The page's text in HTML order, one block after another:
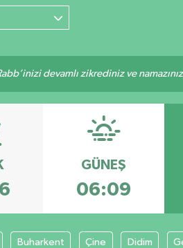
devamlı zikrediniz ve
GÜNEŞ
06:09
Buharkent Çine Didim